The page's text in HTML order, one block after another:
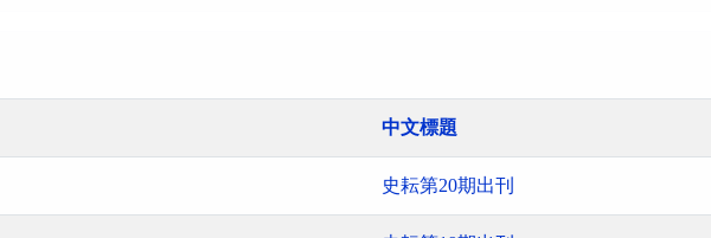
中文標題
史耘第20期出刊